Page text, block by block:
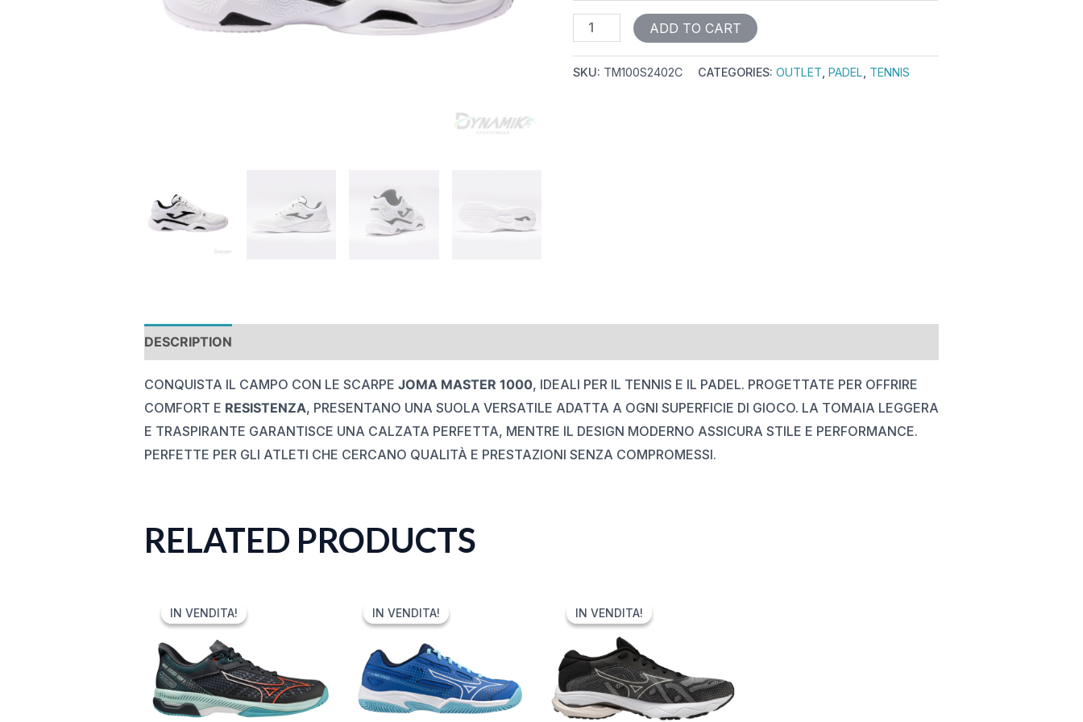
ADD TO CART
SKU: TM100S2402C CATEGORIES:OUTLET ,PADEL TENNIS
DESCRIPTION
CONQUISTA IL CAMPO CON LE SCARPE JOMA MASTER 1000, IDEALI PER IL TENNIS E IL PADEL. PROGETTATE PER OFFRIRE
COMFORT E RESISTENZA, PRESENTANO UNA SUOLA VERSATILE ADATTA A OGNI SUPERFICIE DI GIOCO. LA TOMAIA LEGGERA
E TRASPIRANTE GARANTISCE UNA CALZATA PERFETTA, MENTRE IL DESIGN MODERNO ASSICURA STILE E PERFORMANCE.
PERFETTE PER GLI ATLETI CHE CERCANO QUALITÀ E PRESTAZIONI SENZA COMPROMESSI.
RELATED PRODUCTS
IN VENDITA!
IN VENDITA!
PRICE
WAS:
PRICE
IS:
IN VENDITA!
IN VENDITA!
PRICE
WAS:
PRICE
IS:
IN VENDITA!
IN VENDITA!
PRICE
WAS:
140,00 €.
PRICE
IS: